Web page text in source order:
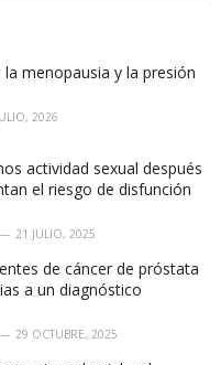
menopausia y la presión
2026
actividad sexual después
el riesgo de disfunción
21 JULIO, 2025
de cáncer de próstata
a un diagnóstico
29 OCTUBRE, 2025